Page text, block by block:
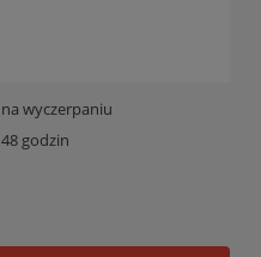
na wyczerpaniu
48 godzin